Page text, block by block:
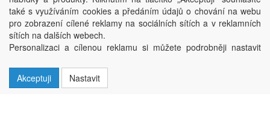
Nastavení soukromí
Copyright © ABRA Software a.s. 2026,
také s využíváním cookies a předáním údajů o chování na webu
pro zobrazení cílené reklamy na sociálních sítích a v reklamních
sítích na dalších webech.
Personalizaci a cílenou reklamu si můžete podrobněji nastavit
Akceptuji
Nastavit